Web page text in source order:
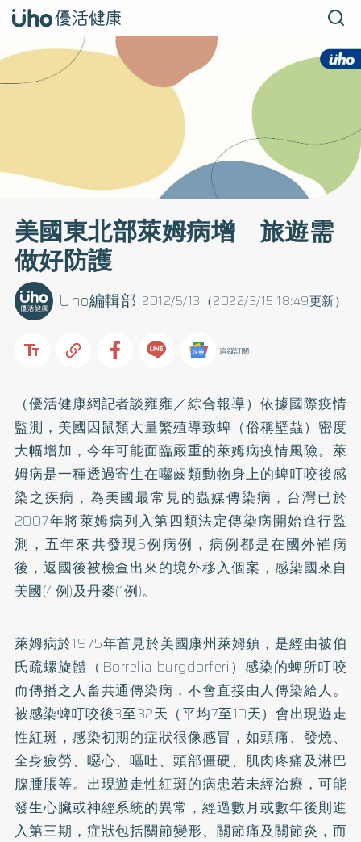
美國東北部萊姆病增 旅遊需
做好防護
2012/5/13（2022/3/15 18:49更新）
Uho編輯部
追蹤訂閱
（優活健康網記者談雍雍／綜合報導）依據國際疫情
監測，美國因鼠類大量繁殖導致蜱（俗稱壁蝨）密度
大幅增加，今年可能面臨嚴重的萊姆病疫情風險。萊
姆病是一種透過寄生在囓齒類動物身上的蜱叮咬後感
染之疾病，為美國最常見的蟲媒傳染病，台灣已於
2007年將萊姆病列入第四類法定傳染病開始進行監
測，五年來共發現5例病例，病例都是在國外罹病
後，返國後被檢查出來的境外移入個案，感染國來自
美國(4例)及丹麥(1例)。
萊姆病於1975年首見於美國康州萊姆鎮，是經由被伯
氏疏螺旋體（Borrelia burgdorferi）感染的蜱所叮咬
而傳播之人畜共通傳染病，不會直接由人傳染給人。
被感染蜱叮咬後3至32天（平均7至10天）會出現遊走
性紅斑，感染初期的症狀很像感冒，如頭痛、發燒、
全身疲勞、噁心、嘔吐、頭部僵硬、肌肉疼痛及淋巴
腺腫脹等。出現遊走性紅斑的病患若未經治療，可能
發生心臟或神經系統的異常，經過數月或數年後則進
入第三期，症狀包括關節變形、關節痛及關節炎，而